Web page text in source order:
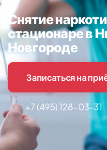
Снятие
стационаре в
Новгороде
Записаться на
+7 (495) 128-03-31